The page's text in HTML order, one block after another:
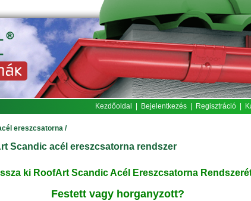
Kezdőoldal Bejelentkezés Regisztráció
ereszcsatorna /
Scandic acél ereszcsatorna rendszer
ki RoofArt Scandic Acél Ereszcsatorna
Festett vagy horganyzott?